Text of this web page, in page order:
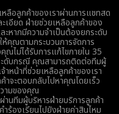
ลือลูกค้าของเราผ่านการแชทสด
อียด ฝ่ายช่วยเหลือลูกค้าของ
ะหากมีความจำเป็นต้องยกระดับ
ห้คุณตามกระบวนการจัดการ
ณไม่ได้รับการแก้ไขภายใน 35
ะดับกรณี คุณสามารถติดต่อทีมผู้
าหน้าที่ช่วยเหลือลูกค้าของเรา
จะตอบกลับไปหาคุณโดยเร็ว
ามของคุณ
นทีมผู้บริหารฝ่ายบริการลูกค้า
ร้องเรียนไปยังฝ่ายค่าสินไหม